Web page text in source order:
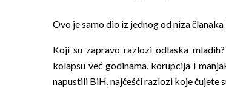
Ovo je samo dio iz jednog od niza
Koji su zapravo razlozi odlaska
kolapsu već godinama, korupcija i
napustili BiH, najčešći razlozi koje